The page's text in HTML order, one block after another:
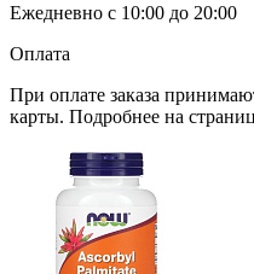
Ежедневно с 10:00 до 20:00
Оплата
При оплате заказа
карты. Подробнее на